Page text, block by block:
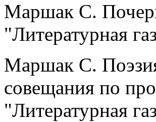
Маршак С.
"Литературная
Маршак С.
совещания по
"Литературная